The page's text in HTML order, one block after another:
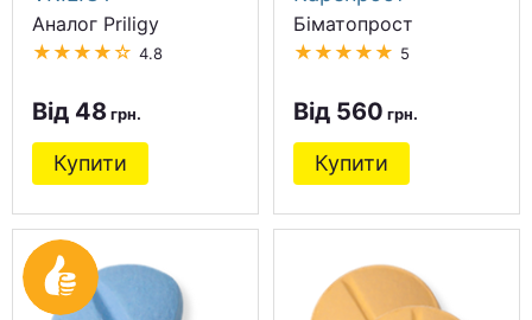
Аналог Priligy
★★★★☆ 4.8
Від 48
Купити
Біматопрост
★★★★★ 5
Від 560
Купити